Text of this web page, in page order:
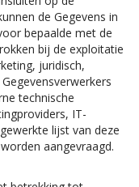
de Gegevens in
bepaalde met de
bij de exploitatie
juridisch,
technische
IT-
lijst van deze
aangevraagd.